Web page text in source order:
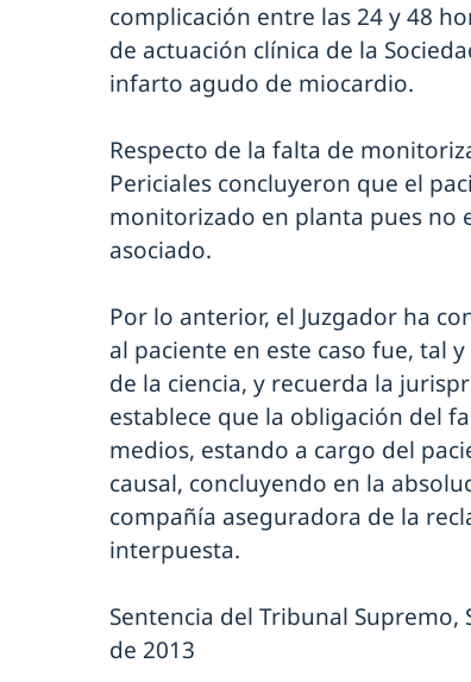
complicación entre las 24 y 48
de actuación clínica de la
infarto agudo de miocardio.
Respecto de la falta de
Periciales concluyeron que el
monitorizado en planta pues no
asociado.
Por lo anterior, el Juzgador ha
al paciente en este caso fue, tal
de la ciencia, y recuerda la
establece que la obligación del
medios, estando a cargo del
causal, concluyendo en la
compañía aseguradora de la
interpuesta.
Sentencia del Tribunal Supremo,
de 2013